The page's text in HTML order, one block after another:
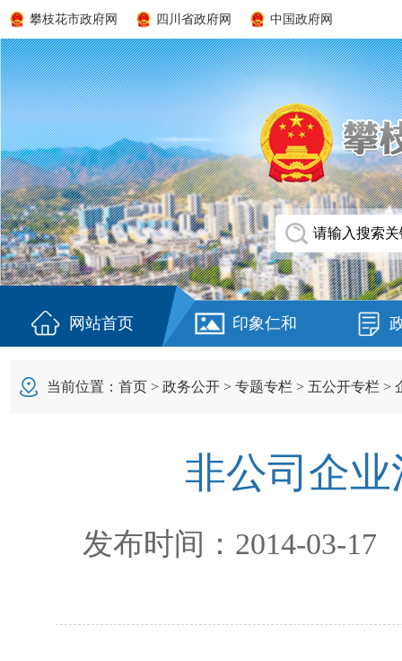
攀枝花市政府网 四川省政府网 中国政府网
网站首页 印象仁和
当前位置： 首页 > 政务公开 > 专题专栏 > 五公开专栏 >
非公司企
发布时间： 2014-03-17